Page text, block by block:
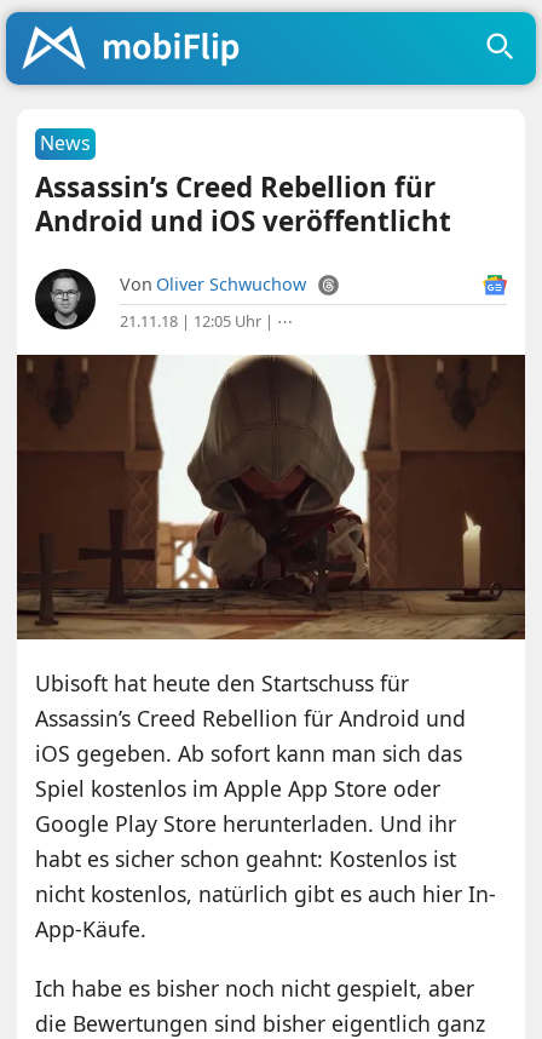
News
Assassin’s Creed Rebellion für
Android und iOS veröffentlicht
Von Oliver Schwuchow
21.11.18 | 12:05 Uhr | ⋯
Ubisoft hat heute den Startschuss für
Assassin’s Creed Rebellion für Android und
iOS gegeben. Ab sofort kann man sich das
Spiel kostenlos im Apple App Store oder
Google Play Store herunterladen. Und ihr
habt es sicher schon geahnt: Kostenlos ist
nicht kostenlos, natürlich gibt es auch hier In-
App-Käufe.
Ich habe es bisher noch nicht gespielt, aber
die Bewertungen sind bisher eigentlich ganz